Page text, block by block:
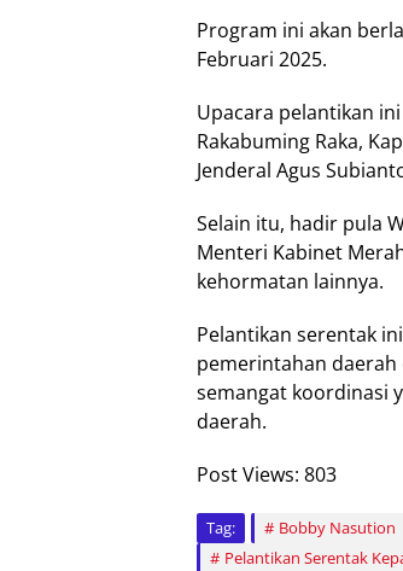
Program ini akan
Februari 2025.
Upacara pelantikan
Rakabuming Raka,
Jenderal Agus
Selain itu, hadir pula
Menteri Kabinet
kehormatan lainnya.
Pelantikan serentak
pemerintahan daerah
semangat koordinasi
daerah.
Post Views: 803
Tag: Bobby Nasution
Pelantikan Serentak